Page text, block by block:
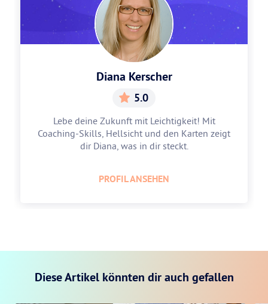
Diana Kerscher
5.0
Lebe deine Zukunft mit Leichtigkeit! Mit
Coaching-Skills, Hellsicht und den Karten zeigt
dir Diana, was in dir steckt.
PROFIL ANSEHEN
Diese Artikel könnten dir auch gefallen